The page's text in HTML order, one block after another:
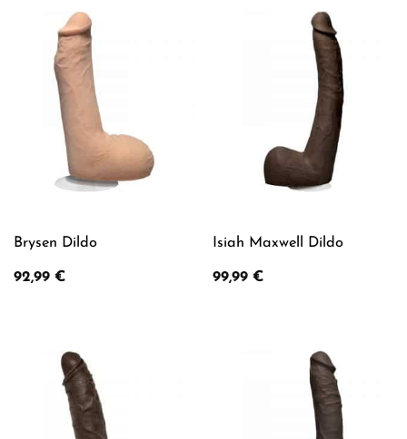
Brysen Dildo
92,99 €
Isiah Maxwell Dildo
99,99 €